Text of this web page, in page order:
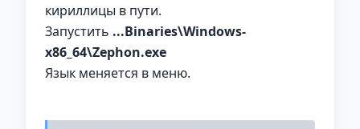
кириллицы в пути.
Запустить ...Binaries\Windows-
x86_64\Zephon.exe
Язык меняется в меню.